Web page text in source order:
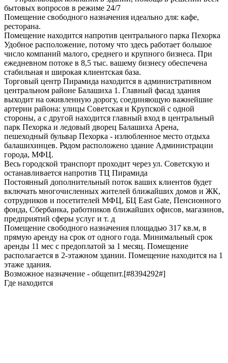
бытовых вопросов в режиме 24/7
Помещение свободного назначения идеально для: кафе,
ресторана.
Помещение находится напротив центрального парка Пехорка
Удобное расположение, потому что здесь работает большое
число компаний малого, среднего и крупного бизнеса. При
ежедневном потоке в 8,5 тыс. вашему бизнесу обеспечена
стабильная и широкая клиентская база.
Торговый центр Пирамида находится в административном
центральном районе Балашиха 1. Главный фасад здания
выходит на оживленную дорогу, соединяющую важнейшие
артерии района: улицы Советская и Крупской с одной
стороны, а с другой находится главный вход в центральный
парк Пехорка и ледовый дворец Балашиха Арена,
пешеходный бульвар Пехорка - излюбленное место отдыха
балашихинцев. Рядом расположено здание Администрации
города, МФЦ.
Весь городской транспорт проходит через ул. Советскую и
останавливается напротив ТЦ Пирамида
Постоянный дополнительный поток ваших клиентов будет
включать многочисленных жителей ближайших домов и ЖК,
сотрудников и посетителей МФЦ, БЦ East Gate, Пенсионного
фонда, Сбербанка, работников ближайших офисов, магазинов,
предприятий сферы услуг и т. д
Помещение свободного назначения площадью 317 кв.м, в
прямую аренду на срок от одного года. Минимальный срок
аренды 11 мес с предоплатой за 1 месяц. Помещение
располагается в 2-этажном здании. Помещение находится на 1
этаже здания.
Возможное назначение - общепит.[#8394292#]
Где находится